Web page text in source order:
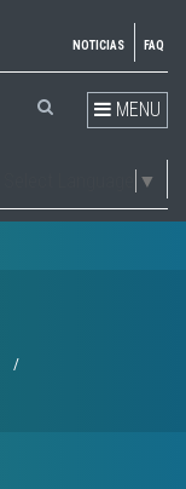
NOTICIAS FAQ
MENU
▼
/